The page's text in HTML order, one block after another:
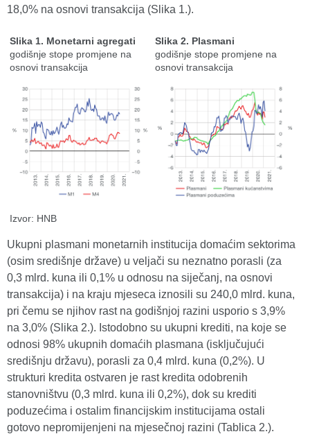
18,0% na osnovi transakcija (Slika 1.).
Slika 1. Monetarni agregati
godišnje stope promjene na
osnovi transakcija
Slika 2. Plasmani
godišnje stope promjene na
osnovi transakcija
Izvor: HNB
Ukupni plasmani monetarnih institucija domaćim sektorima
(osim središnje države) u veljači su neznatno porasli (za
0,3 mlrd. kuna ili 0,1% u odnosu na siječanj, na osnovi
transakcija) i na kraju mjeseca iznosili su 240,0 mlrd. kuna,
pri čemu se njihov rast na godišnjoj razini usporio s 3,9%
na 3,0% (Slika 2.). Istodobno su ukupni krediti, na koje se
odnosi 98% ukupnih domaćih plasmana (isključujući
središnju državu), porasli za 0,4 mlrd. kuna (0,2%). U
strukturi kredita ostvaren je rast kredita odobrenih
stanovništvu (0,3 mlrd. kuna ili 0,2%), dok su krediti
poduzećima i ostalim financijskim institucijama ostali
gotovo nepromijenjeni na mjesečnoj razini (Tablica 2.).